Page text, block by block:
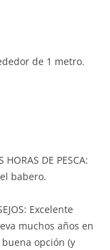
de 1 metro.
HORAS DE PESCA:
babero.
Excelente
muchos años en
opción (y